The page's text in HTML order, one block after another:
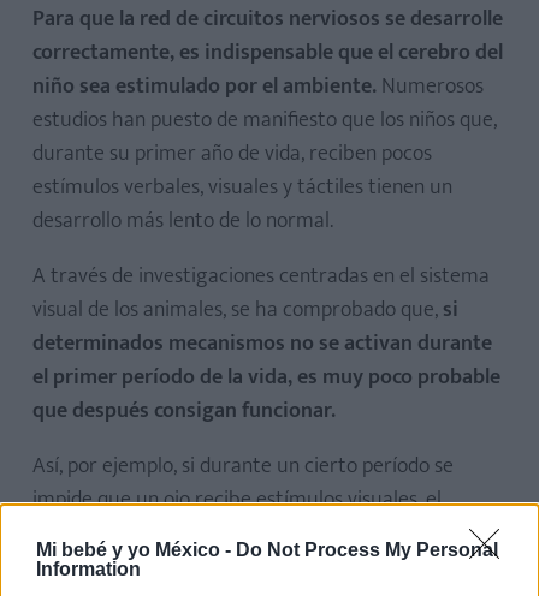
Mi bebé y yo México - Do Not Process My Personal
Information
Para que la red de circuitos nerviosos se desarrolle
correctamente, es indispensable que el cerebro del
niño sea estimulado por el ambiente. Numerosos
estudios han puesto de manifiesto que los niños que,
durante su primer año de vida, reciben pocos
estímulos verbales, visuales y táctiles tienen un
desarrollo más lento de lo normal.
A través de investigaciones centradas en el sistema
visual de los animales, se ha comprobado que,si
determinados mecanismos no se activan durante
el primer período de la vida, es muy poco probable
que después consigan funcionar.
Así, por ejemplo, si durante un cierto período se
impide que un ojo recibe estímulos visuales, el
desarrollo de sus fibras nerviosas sufrirá un retraso
respecto al del ojo que ha seguido funcionando. Este